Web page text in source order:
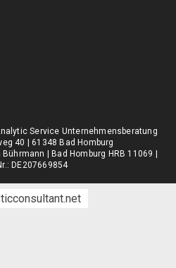
Service Unternehmensberatung
40 | 61348 Bad Homburg
| Bad Homburg HRB 11069 |
DE207669854